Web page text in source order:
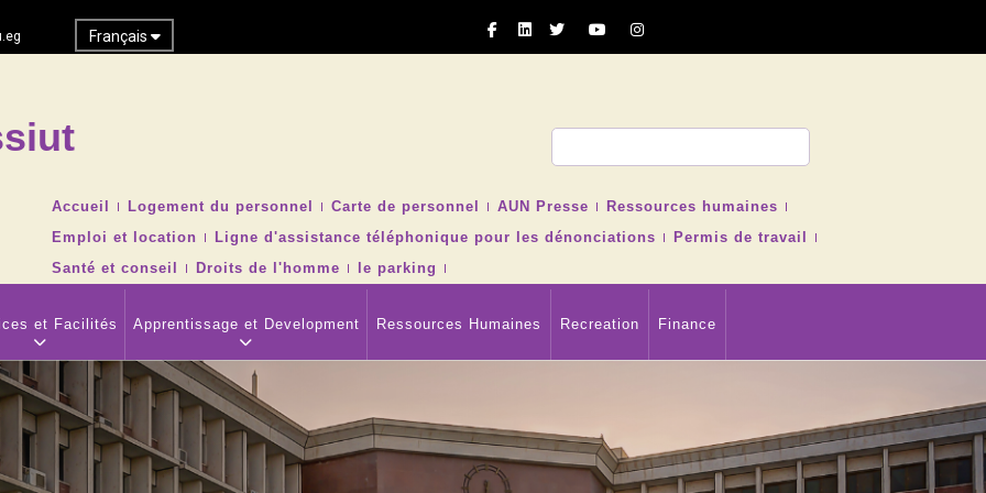
Français
TOP
NAVIGATION
MENU
Accueil Logement du personnel Carte de personnel AUN Presse
Ressources humaines
Emploi et location
Ligne d'assistance téléphonique pour les dénonciations
Permis de travail
Santé et conseil
Droits de l'homme le parking
et Facilités Apprentissage et Development Ressources Humaines Recreation Finance